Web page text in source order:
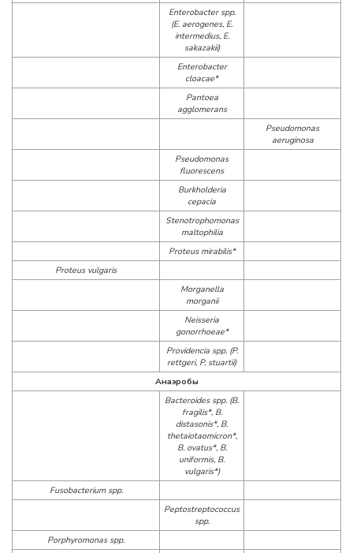
Enterobacter spp.
(E. aerogenes, E.
intermedius, E.
sakazakii)
Enterobacter
cloacae*
Pantoea
agglomerans
Pseudomonas
aeruginosa
Pseudomonas
fluorescens
Burkholderia
cepacia
Stenotrophomonas
maltophilia
Proteus mirabilis*
Proteus vulgaris
Morganella
morganii
Neisseria
gonorrhoeae*
Providencia spp. (P.
rettgeri, P. stuartii)
Анаэробы
Bacteroides spp. (B.
fragilis*, B.
distasonis*, B.
thetaiotaomicron*,
B. ovatus*, B.
uniformis, B.
vulgaris*)
Fusobacterium spp.
Peptostreptococcus
spp.
Porphyromonas spp.